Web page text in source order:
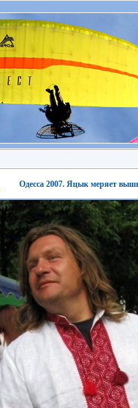
Одесса 2007. Яцык меряет